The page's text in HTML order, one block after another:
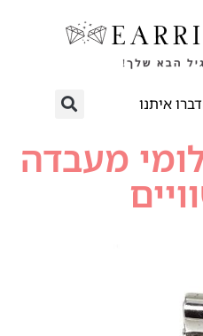
דברו איתנו
מעבדה